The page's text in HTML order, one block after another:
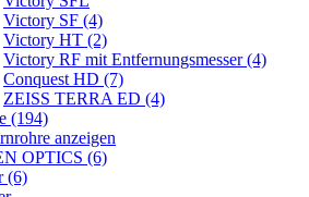
Victory SF (4)
Victory HT (2)
Victory RF mit Entfernungsmesser (4)
Conquest HD (7)
ZEISS TERRA ED (4)
(194)
anzeigen
OPTICS (6)
(6)